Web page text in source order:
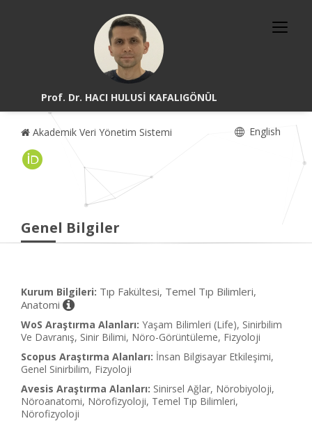
Prof. Dr. HACI HULUSİ KAFALIGÖNÜL
Akademik Veri Yönetim Sistemi English
Genel Bilgiler
Kurum Bilgileri: Tıp Fakültesi, Temel Tıp Bilimleri,
Anatomi
WoS Araştırma Alanları: Yaşam Bilimleri (Life), Sinirbilim
Ve Davranış, Sinir Bilimi, Nöro-Görüntüleme, Fizyoloji
Scopus Araştırma Alanları: İnsan Bilgisayar Etkileşimi,
Genel Sinirbilim, Fizyoloji
Avesis Araştırma Alanları: Sinirsel Ağlar, Nörobiyoloji,
Nöroanatomi, Nörofizyoloji, Temel Tıp Bilimleri,
Nörofizyoloji